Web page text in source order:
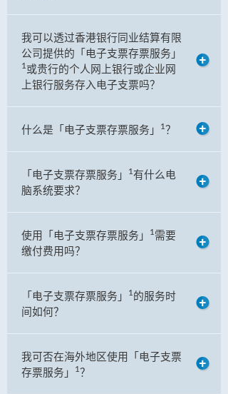
我可以透过香港银行同业结算有限
公司提供的「电子支票存票服务」
1 或贵行的个人网上银行或企业网
上银行服务存入电子支票吗？
什么是「电子支票存票服务」 1 ？
「电子支票存票服务」 1 有什么电
脑系统要求？
使用「电子支票存票服务」 1 需要
缴付费用吗？
「电子支票存票服务」 1 的服务时
间如何？
我可否在海外地区使用「电子支票
存票服务」
1 ？